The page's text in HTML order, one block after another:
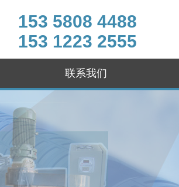
153 5808 4488
153 1223 2555
联系我们